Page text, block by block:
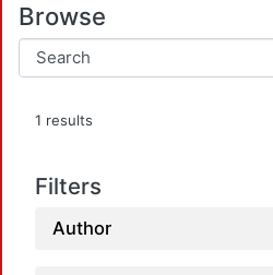
Browse
1 results
Filters
Author